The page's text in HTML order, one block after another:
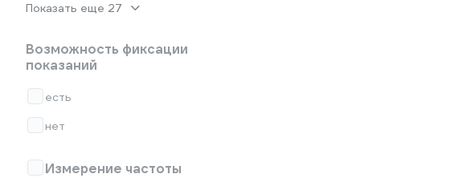
Показать еще 27
Возможность фиксации
показаний
есть
нет
Измерение частоты